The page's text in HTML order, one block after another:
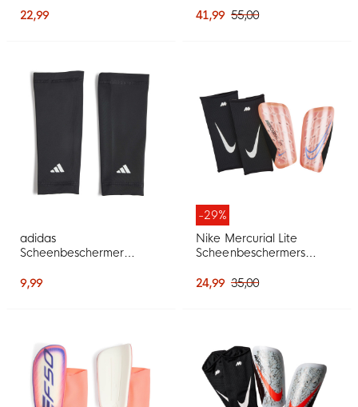
22,99
41,99 55,00
adidas
Scheenbeschermer
9,99
-29%
Nike Mercurial Lite
Scheenbeschermers
24,99 35,00